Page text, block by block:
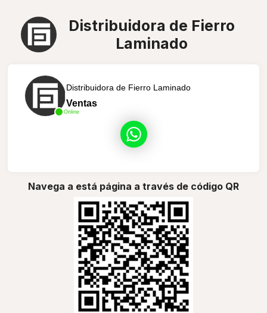
Distribuidora de Fierro
Laminado
Online
Distribuidora de Fierro Laminado
Ventas
Navega a está página a través de código QR